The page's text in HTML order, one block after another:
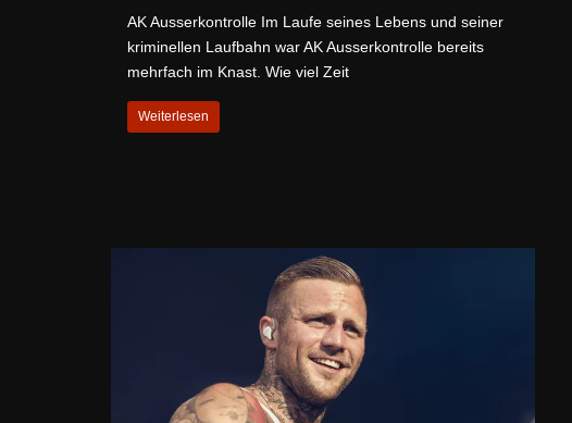
AK Ausserkontrolle Im Laufe seines Lebens und seiner
kriminellen Laufbahn war AK Ausserkontrolle bereits
mehrfach im Knast. Wie viel Zeit
Weiterlesen